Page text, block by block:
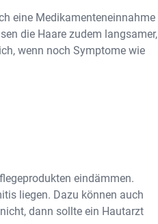
eine Medikamenteneinnahme
die Haare zudem langsamer,
wenn noch Symptome wie
eindämmen.
liegen. Dazu können auch
dann sollte ein Hautarzt